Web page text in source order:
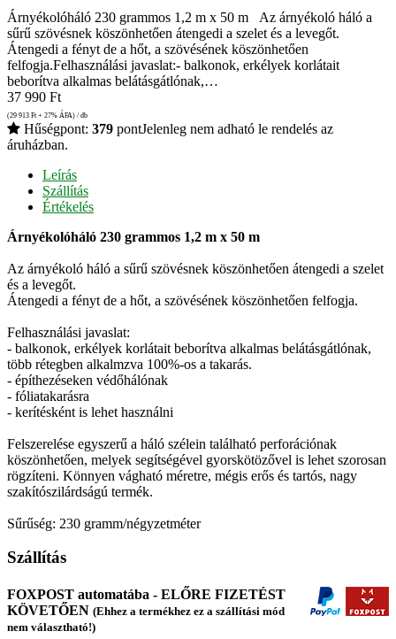
Árnyékolóháló 230 grammos 1,2 m x 50 m Az árnyékoló háló a
sűrű szövésnek köszönhetően átengedi a szelet és a levegőt.
Átengedi a fényt de a hőt, a szövésének köszönhetően
felfogja.Felhasználási javaslat:- balkonok, erkélyek korlátait
beborítva alkalmas belátásgátlónak,…
37 990 Ft
(29 913 Ft + 27% ÁFA) / db
Hűségpont: 379 pontJelenleg nem adható le rendelés az
áruházban.
Leírás
Szállítás
Értékelés
Árnyékolóháló 230 grammos 1,2 m x 50 m
Az árnyékoló háló a sűrű szövésnek köszönhetően átengedi a szelet
és a levegőt.
Átengedi a fényt de a hőt, a szövésének köszönhetően felfogja.
Felhasználási javaslat:
- balkonok, erkélyek korlátait beborítva alkalmas belátásgátlónak,
több rétegben alkalmzva 100%-os a takarás.
- építhezéseken védőhálónak
- fóliatakarásra
- kerítésként is lehet használni
Felszerelése egyszerű a háló szélein található perforációnak
köszönhetően, melyek segítségével gyorskötözővel is lehet szorosan
rögzíteni. Könnyen vágható méretre, mégis erős és tartós, nagy
szakítószilárdságú termék.
Sűrűség: 230 gramm/négyzetméter
Szállítás
FOXPOST automatába - ELŐRE FIZETÉST
KÖVETŐEN (Ehhez a termékhez ez a szállítási mód
nem választható!)